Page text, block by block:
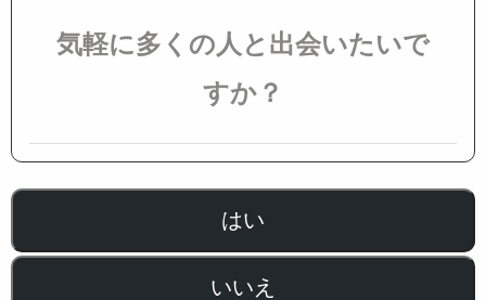
気軽に多くの人と出会いたいで
すか？
はい
いいえ